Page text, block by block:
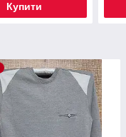
Купити